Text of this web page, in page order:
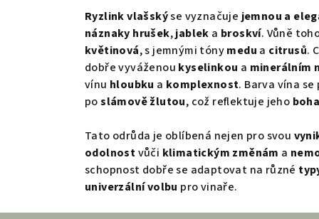
Ryzlink vlašskýse vyznačujejemnou a
náznaky hrušek,jablek a broskví. Vůně
květinová, s jemnými tónymedu a citrusů.
dobře vyváženou kyselinkou a minerálním
vínu hloubku a komplexnost. Barva vína
poslámově žlutou, což reflektuje jeho
Tato odrůda je oblíbená nejen pro svou
odolnostvůči klimatickým změnám a
schopnost dobře se adaptovat na různé
univerzální volbu pro vinaře.